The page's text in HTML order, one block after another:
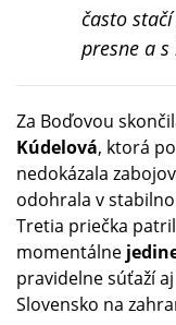
často
presne a
Za Boďovou
Kúdelová, ktorá
nedokázala
odohrala v
Tretia priečka
momentálne
pravidelne súťaží
Slovensko na